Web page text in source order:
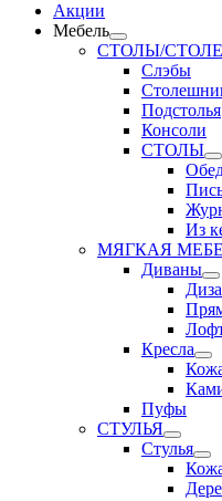
Акции
Мебель
СТОЛЫ/
Слэбы
Подстолья
Консоли
СТОЛЫ
Из
МЯГКАЯ
Диваны
Кресла
Пуфы
СТУЛЬЯ
Стулья